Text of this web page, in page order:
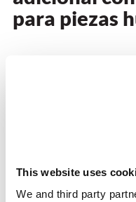
This website uses
We and third party
para piezas
alta humedad o los
preventivos contra la